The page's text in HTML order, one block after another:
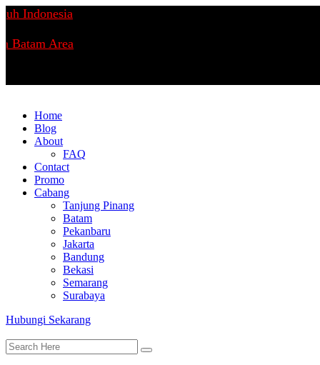
Indonesia
Area
Home
Blog
About
FAQ
Contact
Promo
Cabang
Tanjung Pinang
Batam
Pekanbaru
Jakarta
Bandung
Bekasi
Semarang
Surabaya
Hubungi Sekarang